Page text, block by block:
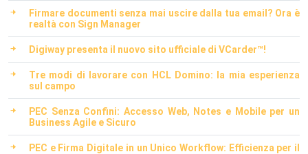
Firmare documenti senza mai uscire dalla tua email? Ora è
realtà con Sign Manager
Digiway presenta il nuovo sito ufficiale di VCarder™!
Tre modi di lavorare con HCL Domino: la mia esperienza
sul campo
PEC Senza Confini: Accesso Web, Notes e Mobile per un
Business Agile e Sicuro
PEC e Firma Digitale in un Unico Workflow: Efficienza per il